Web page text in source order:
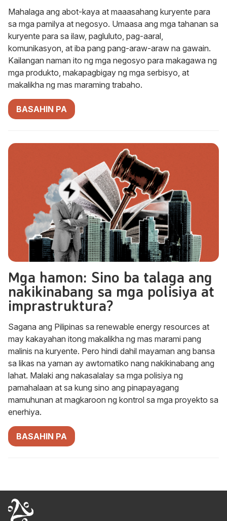
Mahalaga ang abot-kaya at maaasahang kuryente para
sa mga pamilya at negosyo. Umaasa ang mga tahanan sa
kuryente para sa ilaw, pagluluto, pag-aaral,
komunikasyon, at iba pang pang-araw-araw na gawain.
Kailangan naman ito ng mga negosyo para makagawa ng
mga produkto, makapagbigay ng mga serbisyo, at
makalikha ng mas maraming trabaho.
BASAHIN PA
Mga hamon: Sino ba talaga ang
nakikinabang sa mga polisiya at
imprastruktura?
Sagana ang Pilipinas sa renewable energy resources at
may kakayahan itong makalikha ng mas marami pang
malinis na kuryente. Pero hindi dahil mayaman ang bansa
sa likas na yaman ay awtomatiko nang nakikinabang ang
lahat. Malaki ang nakasalalay sa mga polisiya ng
pamahalaan at sa kung sino ang pinapayagang
mamuhunan at magkaroon ng kontrol sa mga proyekto sa
enerhiya.
BASAHIN PA